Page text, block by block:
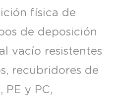
física de
de deposición
vacío resistentes
recubridores de
PE y PC,